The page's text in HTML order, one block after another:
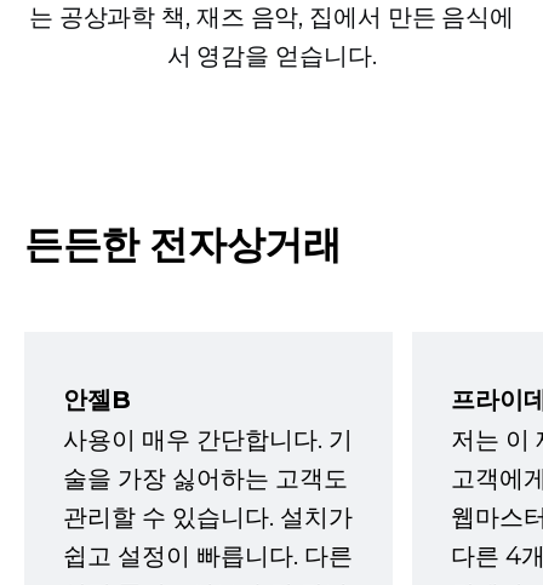
는 공상과학 책, 재즈 음악, 집에서 만든 음식에
서 영감을 얻습니다.
든든한 전자상거래
안젤B
사용이 매우 간단합니다. 기
술을 가장 싫어하는 고객도
관리할 수 있습니다. 설치가
쉽고 설정이 빠릅니다. 다른
프라이
저는 이
고객에
웹마스
다른 4